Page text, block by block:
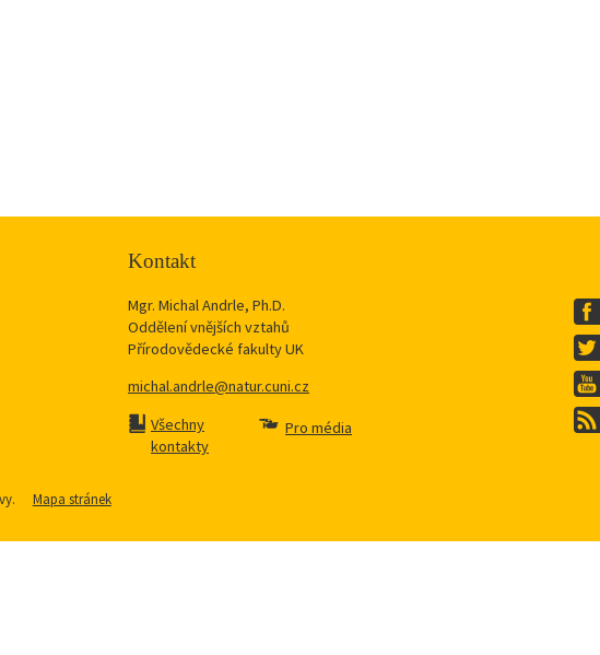
Kontakt
Mgr. Michal Andrle, Ph.D.
Oddělení vnějších vztahů
Přírodovědecké fakulty UK
michal.andrle@natur.cuni.cz
Všechny
kontakty
Pro média
Mapa stránek